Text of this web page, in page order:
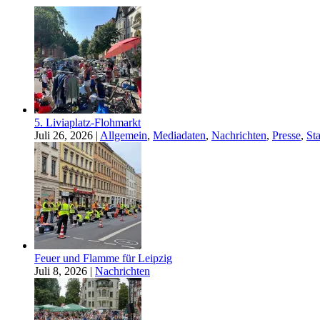
5. Liviaplatz-Flohmarkt
Juli 26, 2026 | Allgemein, Mediadaten, Nachrichten, Presse,
Feuer und Flamme für Leipzig
Juli 8, 2026 | Nachrichten